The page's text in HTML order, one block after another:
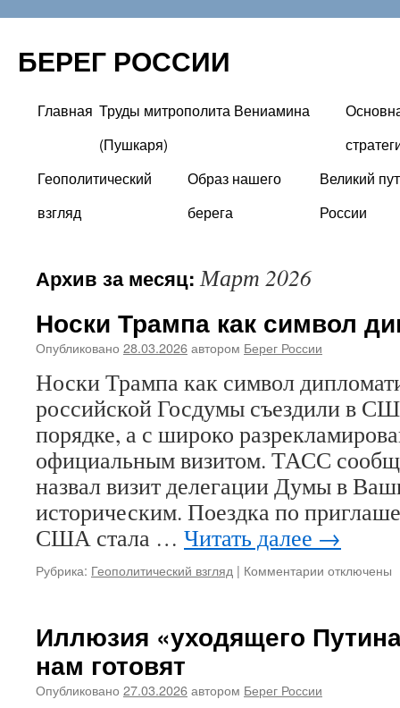
БЕРЕГ РОССИИ
Перейти
содержимому
Главная Труды митрополита Вениамина
(Пушкаря)
Геополитический
взгляд
Образ нашего
берега
Великий
России
Архив за месяц:Март 2026
Носки Трампа как символ
Опубликовано 28.03.2026автором Берег России
Носки Трампа как символ
российской Госдумы съездили в
порядке, а с широко
официальным визитом. ТАСС
назвал визит делегации Думы в
историческим. Поездка по
США стала … Читать далее →
Рубрика: Геополитический взгляд | Комментарии к
как
отключены
Иллюзия «уходящего
нам готовят
Опубликовано 27.03.2026автором Берег России